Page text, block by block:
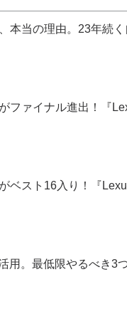
本当の理由。23年続
ファイナル進出！『
ベスト16入り！『
用。最低限やるべき3